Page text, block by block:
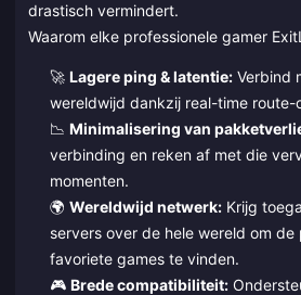
drastisch vermindert.
Waarom elke professionele gamer
🚀 Lagere ping & latentie:Verbind
wereldwijd dankzij real-time route-
📉 Minimalisering van
verbinding en reken af met die
momenten.
🌍 Wereldwijd netwerk:Krijg
servers over de hele wereld om
favoriete games te vinden.
🎮 Brede compatibiliteit: